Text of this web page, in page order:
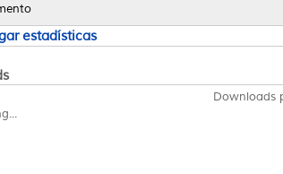
estadísticas
Downloads